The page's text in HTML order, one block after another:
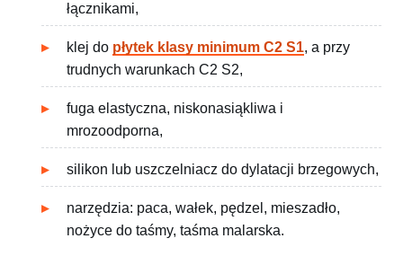
łącznikami,
klej do płytek klasy minimum C2 S1, a przy
trudnych warunkach C2 S2,
fuga elastyczna, niskonasiąkliwa i
mrozoodporna,
silikon lub uszczelniacz do dylatacji brzegowych,
narzędzia: paca, wałek, pędzel, mieszadło,
nożyce do taśmy, taśma malarska.